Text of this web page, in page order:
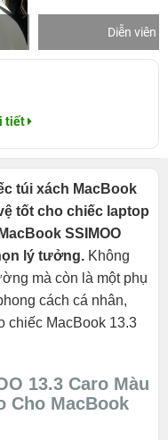
Diễn viên
tiết
túi xách MacBook
tốt cho chiếc laptop
SSIMOO
lý tưởng. Không
mà còn là một phụ
cách cá nhân,
chiếc MacBook 13.3
13.3 Caro Màu
Cho MacBook